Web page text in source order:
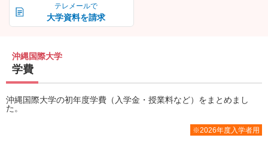
テレメールで
大学資料を請求
沖縄国際大学
学費
沖縄国際大学の初年度学費（入学金・授業料など）をまとめまし
た。
※2026年度入学者用